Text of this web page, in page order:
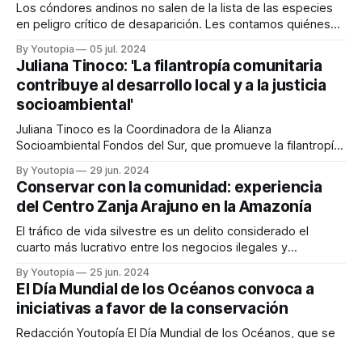
Los cóndores andinos no salen de la lista de las especies
en peligro crítico de desaparición. Les contamos quiénes
nuestro escudo, pero es una de las especies silvestres
más amenazadas. La existencia paradójica del cóndor
andino está marcada
By Youtopia 05 jul. 2024
Juliana Tinoco: 'La filantropía comunitaria
contribuye al desarrollo local y a la justicia
socioambiental'
Juliana Tinoco es la Coordinadora de la Alianza
Socioambiental Fondos del Sur, que promueve la filantropía
Alianza. Ante un escenario de crisis climática y pérdida de
biodiversidad es imperativo contribuir con aquellas
comunidades que trabajan por la conservación de su
territorio.
By Youtopia 29 jun. 2024
Conservar con la comunidad: experiencia
del Centro Zanja Arajuno en la Amazonía
El tráfico de vida silvestre es un delito considerado el
cuarto más lucrativo entre los negocios ilegales y
actorías; entre ellas, la de centros dedicados al cuidado y
protección de especies donde la participación comunitaria
cumple un papel destacado. Este es el caso del
By Youtopia 25 jun. 2024
El Día Mundial de los Océanos convoca a
iniciativas a favor de la conservación
Redacción Youtopía El Día Mundial de los Océanos, que se